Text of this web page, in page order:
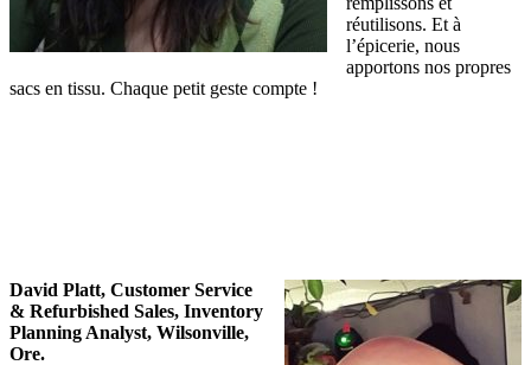
réutilisons. Et à
l’épicerie, nous
apportons nos propres
sacs en tissu. Chaque petit geste compte !
David Platt, Customer Service
& Refurbished Sales, Inventory
Planning Analyst, Wilsonville,
Ore.